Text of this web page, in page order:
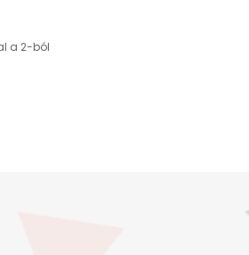
a 2-ból